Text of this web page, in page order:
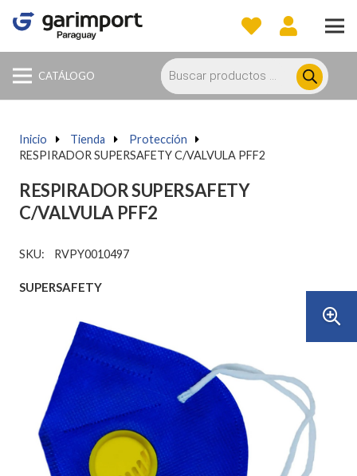
CATÁLOGO
Búsqueda
de
productos
Inicio a Tienda a Protección
a
RESPIRADOR SUPERSAFETY C/VALVULA PFF2
RESPIRADOR SUPERSAFETY
C/VALVULA PFF2
SKU: RVPY0010497
SUPERSAFETY